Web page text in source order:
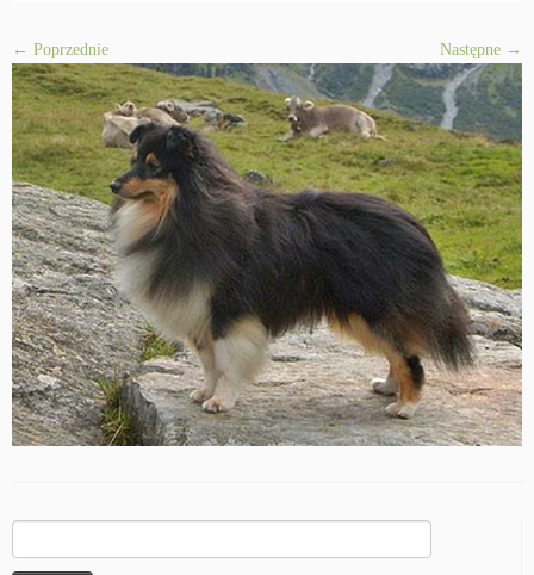
← Poprzednie Następne →